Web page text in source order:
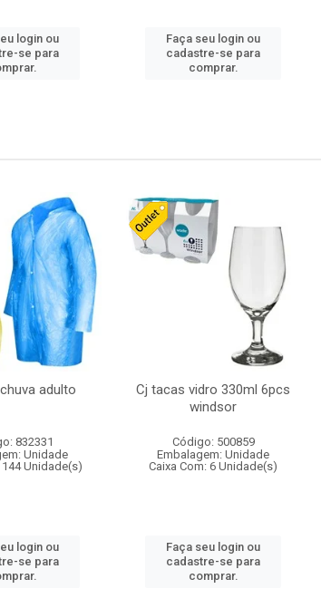
login ou
se para
Faça seu login ou
cadastre-se para
comprar.
adulto
832331
Unidade
144 Unidade(s)
login ou
se para
Cj tacas vidro 330ml 6pcs
windsor
Código: 500859
Embalagem: Unidade
Caixa Com: 6 Unidade(s)
Faça seu login ou
cadastre-se para
comprar.